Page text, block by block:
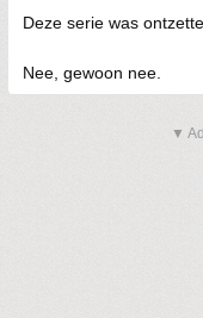
Deze serie was
Nee, gewoon nee.
▼